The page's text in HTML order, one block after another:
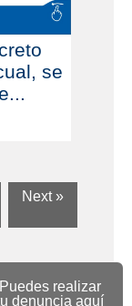
Puedes realizar
denuncia aquí
se
Next »